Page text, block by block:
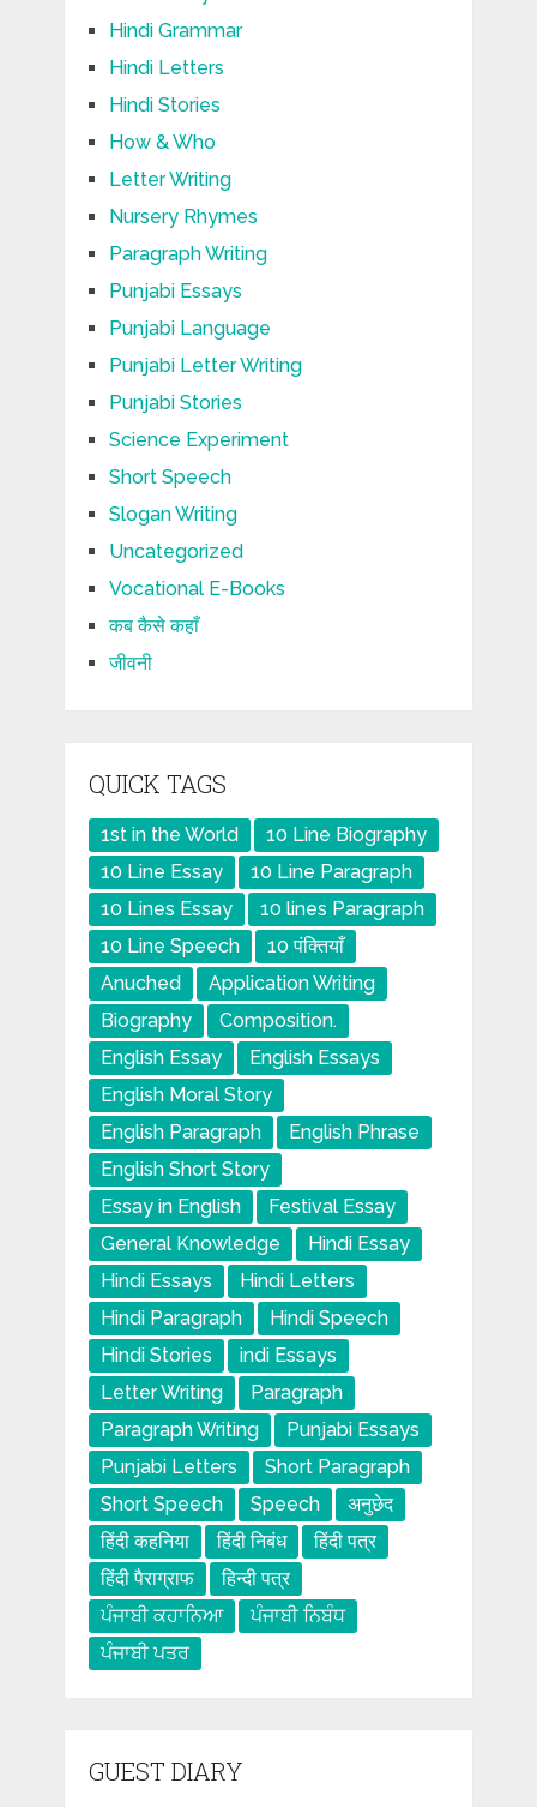
Hindi Grammar
Hindi Letters
Hindi Stories
How & Who
Letter Writing
Nursery Rhymes
Paragraph Writing
Punjabi Essays
Punjabi Language
Punjabi Letter Writing
Punjabi Stories
Science Experiment
Short Speech
Slogan Writing
Uncategorized
Vocational E-Books
कब कैसे कहाँ
जीवनी
QUICK TAGS
1st in the World
10 Line Biography
10 Line Essay
10 Line Paragraph
10 Lines Essay
10 lines Paragraph
10 Line Speech
10 पंक्तियाँ
Anuched
Application Writing
Biography
Composition.
English Essay
English Essays
English Moral Story
English Paragraph
English Phrase
English Short Story
Essay in English
Festival Essay
General Knowledge
Hindi Essay
Hindi Essays
Hindi Letters
Hindi Paragraph
Hindi Speech
Hindi Stories
indi Essays
Letter Writing
Paragraph
Paragraph Writing
Punjabi Essays
Punjabi Letters
Short Paragraph
Short Speech
Speech
अनुछेद
हिंदी कहनिया
हिंदी निबंध
हिंदी पत्र
हिंदी पैराग्राफ
हिन्दी पत्र
ਪੰਜਾਬੀ ਕਹਾਨਿਆ
ਪੰਜਾਬੀ ਨਿਬੰਧ
ਪੰਜਾਬੀ ਪਤਰ
GUEST DIARY